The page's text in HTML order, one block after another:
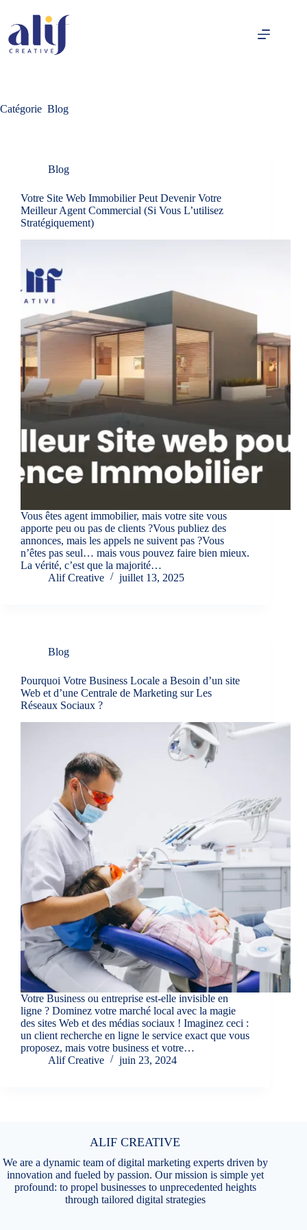
Catégorie Blog
Blog
Votre Site Web Immobilier Peut Devenir Votre
Meilleur Agent Commercial (Si Vous L’utilisez
Stratégiquement)
Vous êtes agent immobilier, mais votre site vous
apporte peu ou pas de clients ?Vous publiez des
annonces, mais les appels ne suivent pas ?Vous
n’êtes pas seul… mais vous pouvez faire bien mieux.
La vérité, c’est que la majorité…
Alif Creative
juillet 13, 2025
Blog
Pourquoi Votre Business Locale a Besoin d’un site
Web et d’une Centrale de Marketing sur Les
Réseaux Sociaux ?
Votre Business ou entreprise est-elle invisible en
ligne ? Dominez votre marché local avec la magie
des sites Web et des médias sociaux ! Imaginez ceci :
un client recherche en ligne le service exact que vous
proposez, mais votre business et votre…
Alif Creative
juin 23, 2024
ALIF CREATIVE
We are a dynamic team of digital marketing experts driven by
innovation and fueled by passion. Our mission is simple yet
profound: to propel businesses to unprecedented heights
through tailored digital strategies